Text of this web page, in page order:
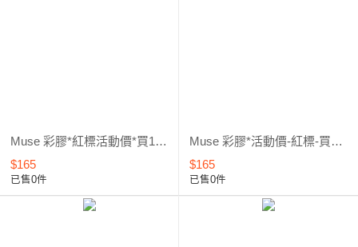
Muse 彩膠*紅標活動價*買1送1 (461~960) 3
$165
已售0件
Muse 彩膠*活動價-紅標-買1送1 (342~460) 2
$165
已售0件